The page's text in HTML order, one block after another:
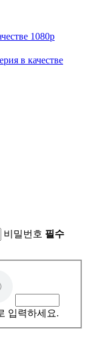
1080p
в качестве
비밀번호 필수
입력하세요.